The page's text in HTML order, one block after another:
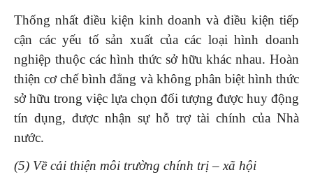
Thống nhất điều kiện kinh doanh và điều kiện tiếp
cận các yếu tố sản xuất của các loại hình doanh
nghiệp thuộc các hình thức sở hữu khác nhau. Hoàn
thiện cơ chế bình đẳng và không phân biệt hình thức
sở hữu trong việc lựa chọn đối tượng được huy động
tín dụng, được nhận sự hỗ trợ tài chính của Nhà
nước.
(5) Về cải thiện môi trường chính trị – xã hội